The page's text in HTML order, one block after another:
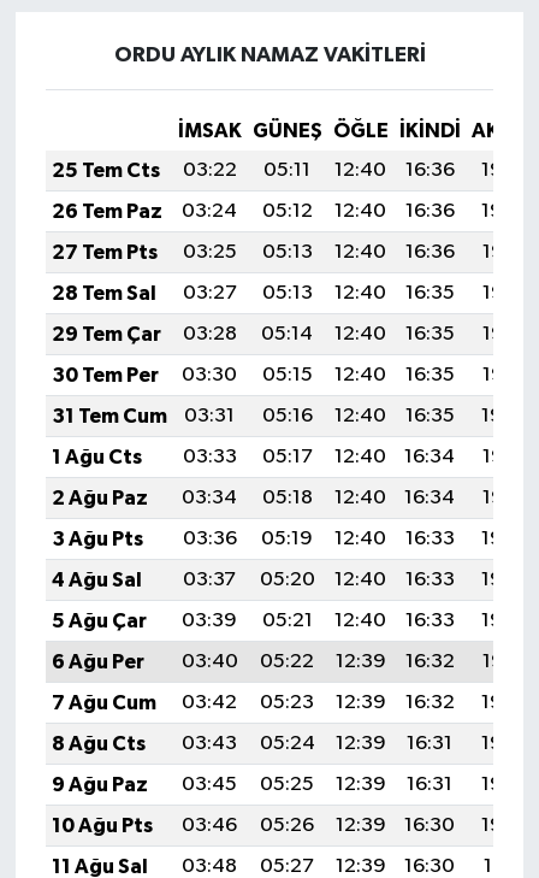
ORDU AYLIK NAMAZ VAKITLERI
İMSAK GÜNEŞ ÖĞLE İKINDI
25 Tem Cts
03:22 05:11 12:40 16:36
19:59
26 Tem Paz
03:24 05:12 12:40 16:36
19:59
27 Tem Pts
03:25 05:13 12:40 16:36
19:58
28 Tem Sal
03:27 05:13 12:40 16:35
19:57
29 Tem Çar
03:28 05:14 12:40 16:35
19:56
30 Tem Per
03:30 05:15 12:40 16:35
19:55
31 Tem Cum
03:31 05:16 12:40 16:35
19:54
1 Ağu Cts
03:33 05:17 12:40 16:34
19:53
2 Ağu Paz
03:34 05:18 12:40 16:34
19:52
3 Ağu Pts
03:36 05:19 12:40 16:33
19:50
4 Ağu Sal
03:37 05:20 12:40 16:33
19:49
5 Ağu Çar
03:39 05:21 12:40 16:33
19:48
6 Ağu Per
03:40 05:22 12:39 16:32
19:47
7 Ağu Cum
03:42 05:23 12:39 16:32
19:46
8 Ağu Cts
03:43 05:24 12:39 16:31
19:44
9 Ağu Paz
03:45 05:25 12:39 16:31
19:43
10 Ağu Pts
03:46 05:26 12:39 16:30
19:42
11 Ağu Sal
03:48 05:27 12:39 16:30
19:41